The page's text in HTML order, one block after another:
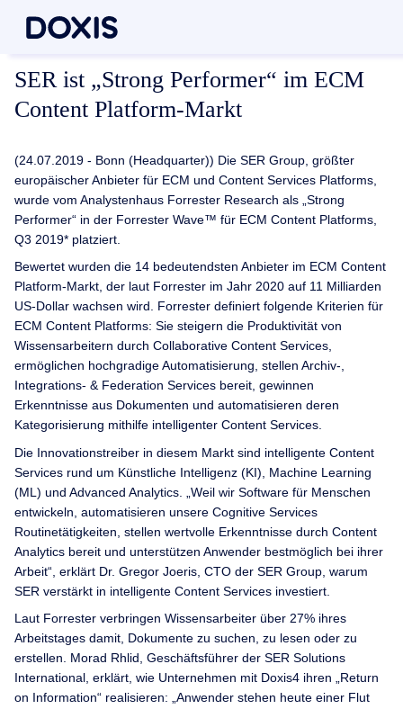
SER ist „Strong Performer“ im ECM
Content Platform-Markt
(24.07.2019 - Bonn (Headquarter)) Die SER Group, größter
europäischer Anbieter für ECM und Content Services Platforms,
wurde vom Analystenhaus Forrester Research als „Strong
Performer“ in der Forrester Wave™ für ECM Content Platforms,
Q3 2019* platziert.
Bewertet wurden die 14 bedeutendsten Anbieter im ECM Content
Platform-Markt, der laut Forrester im Jahr 2020 auf 11 Milliarden
US-Dollar wachsen wird. Forrester definiert folgende Kriterien für
ECM Content Platforms: Sie steigern die Produktivität von
Wissensarbeitern durch Collaborative Content Services,
ermöglichen hochgradige Automatisierung, stellen Archiv-,
Integrations- & Federation Services bereit, gewinnen
Erkenntnisse aus Dokumenten und automatisieren deren
Kategorisierung mithilfe intelligenter Content Services.
Die Innovationstreiber in diesem Markt sind intelligente Content
Services rund um Künstliche Intelligenz (KI), Machine Learning
(ML) und Advanced Analytics. „Weil wir Software für Menschen
entwickeln, automatisieren unsere Cognitive Services
Routinetätigkeiten, stellen wertvolle Erkenntnisse durch Content
Analytics bereit und unterstützen Anwender bestmöglich bei ihrer
Arbeit“, erklärt Dr. Gregor Joeris, CTO der SER Group, warum
SER verstärkt in intelligente Content Services investiert.
Laut Forrester verbringen Wissensarbeiter über 27% ihres
Arbeitstages damit, Dokumente zu suchen, zu lesen oder zu
erstellen. Morad Rhlid, Geschäftsführer der SER Solutions
International, erklärt, wie Unternehmen mit Doxis4 ihren „Return
on Information“ realisieren: „Anwender stehen heute einer Flut